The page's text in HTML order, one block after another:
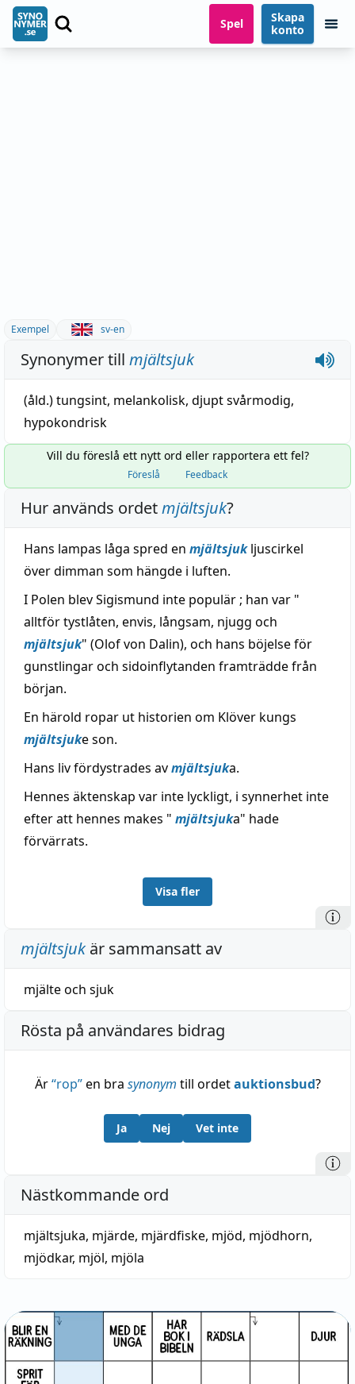
Spel
Skapa
konto
Exempel sv-en
Synonymer till mjältsjuk
(åld.)tungsint, melankolisk, djupt svårmodig,
hypokondrisk
Vill du föreslå ett nytt ord eller rapportera ett fel?
Föreslå Feedback
Hur används ordetmjältsjuk?
Hans lampas låga spred en mjältsjukljuscirkel
över dimman som hängde i luften.
I Polen blev Sigismund inte populär ; han var "
alltför tystlåten, envis, långsam, njugg och
mjältsjuk" (Olof von Dalin), och hans böjelse för
gunstlingar och sidoinflytanden framträdde från
början.
En härold ropar ut historien om Klöver kungs
mjältsjuke son.
Hans liv fördystrades avmjältsjuka.
Hennes äktenskap var inte lyckligt, i synnerhet inte
efter att hennes makes " mjältsjuka" hade
förvärrats.
Visa fler
mjältsjukär sammansatt av
mjälteoch sjuk
Rösta på användares bidrag
Är“rop”en bra synonym till ordetauktionsbud?
Ja Nej Vet inte
Nästkommande ord
mjältsjuka, mjärde, mjärdfiske, mjöd, mjödhorn,
mjödkar, mjöl, mjöla